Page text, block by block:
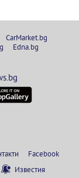
CarMarket.bg
Edna.bg
Facebook
Известия